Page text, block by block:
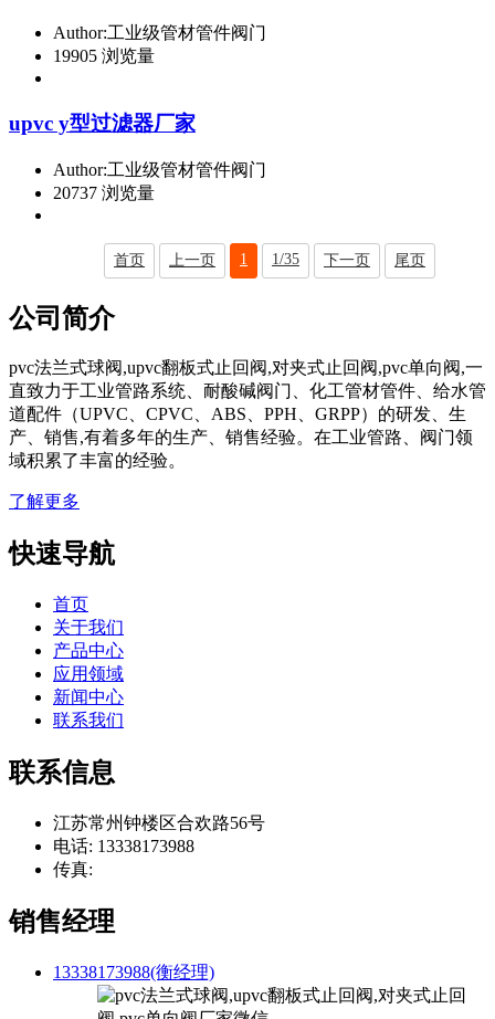
Author:工业级管材管件阀门
19905 浏览量
upvc y型过滤器厂家
Author:工业级管材管件阀门
20737 浏览量
首页 上一页 1 1/35 下一页 尾页
公司简介
pvc法兰式球阀,upvc翻板式止回阀,对夹式止回阀,pvc单向阀,一
直致力于工业管路系统、耐酸碱阀门、化工管材管件、给水管
道配件（UPVC、CPVC、ABS、PPH、GRPP）的研发、生
产、销售,有着多年的生产、销售经验。在工业管路、阀门领
域积累了丰富的经验。
了解更多
快速导航
首页
关于我们
产品中心
应用领域
新闻中心
联系我们
联系信息
江苏常州钟楼区合欢路56号
电话: 13338173988
传真:
销售经理
13338173988(衡经理)